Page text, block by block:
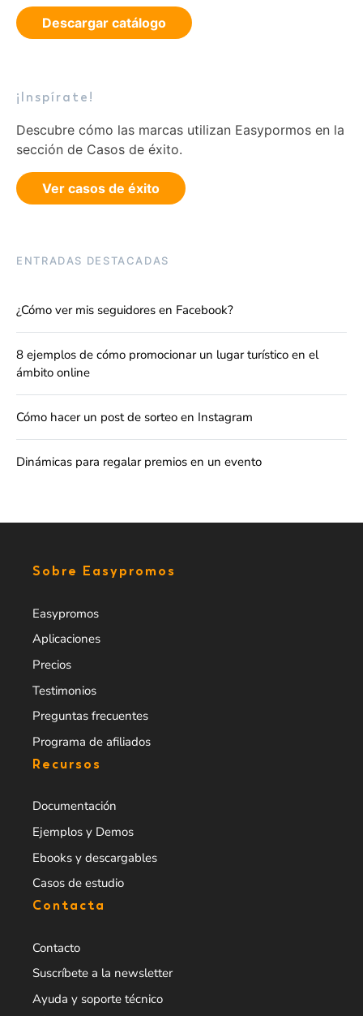
Descargar catálogo
¡Inspírate!
Descubre cómo las marcas utilizan Easypormos en la
sección de Casos de éxito.
Ver casos de éxito
ENTRADAS DESTACADAS
¿Cómo ver mis seguidores en Facebook?
8 ejemplos de cómo promocionar un lugar turístico en el
ámbito online
Cómo hacer un post de sorteo en Instagram
Dinámicas para regalar premios en un evento
Sobre Easypromos
Easypromos
Aplicaciones
Precios
Testimonios
Preguntas frecuentes
Programa de afiliados
Recursos
Documentación
Ejemplos y Demos
Ebooks y descargables
Casos de estudio
Contacta
Contacto
Suscríbete a la newsletter
Ayuda y soporte técnico